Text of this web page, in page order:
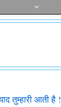
तुम्हारी आती है !